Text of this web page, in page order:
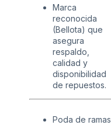
Marca
reconocida
(Bellota) que
asegura
respaldo,
calidad y
disponibilidad
de repuestos.
Poda de ramas